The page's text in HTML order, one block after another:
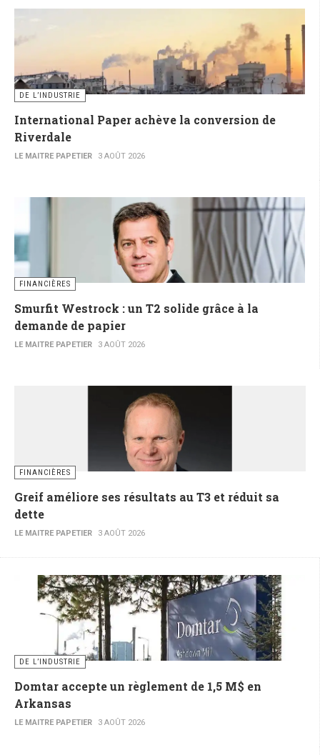
DE L’INDUSTRIE
International Paper achève la conversion de
Riverdale
LE MAITRE PAPETIER 3 AOÛT 2026
FINANCIÈRES
Smurfit Westrock : un T2 solide grâce à la
demande de papier
LE MAITRE PAPETIER 3 AOÛT 2026
FINANCIÈRES
Greif améliore ses résultats au T3 et réduit sa
dette
LE MAITRE PAPETIER 3 AOÛT 2026
DE L’INDUSTRIE
Domtar accepte un règlement de 1,5 M$ en
Arkansas
LE MAITRE PAPETIER 3 AOÛT 2026